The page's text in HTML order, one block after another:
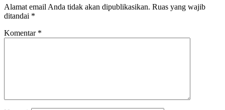
Alamat email Anda tidak akan dipublikasikan. Ruas yang wajib
ditandai *
Komentar *